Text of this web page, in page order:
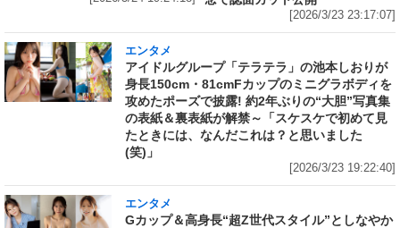
[2026/3/23 23:17:07]
エンタメ
アイドルグループ「テラテラ」の池本しおりが
身長150cm・81cmFカップのミニグラボディを
攻めたポーズで披露! 約2年ぶりの“大胆”写真集
の表紙＆裏表紙が解禁～「スケスケで初めて見
たときには、なんだこれは？と思いました
(笑)」
[2026/3/23 19:22:40]
エンタメ
Gカップ＆高身長“超Z世代スタイル”としなやか